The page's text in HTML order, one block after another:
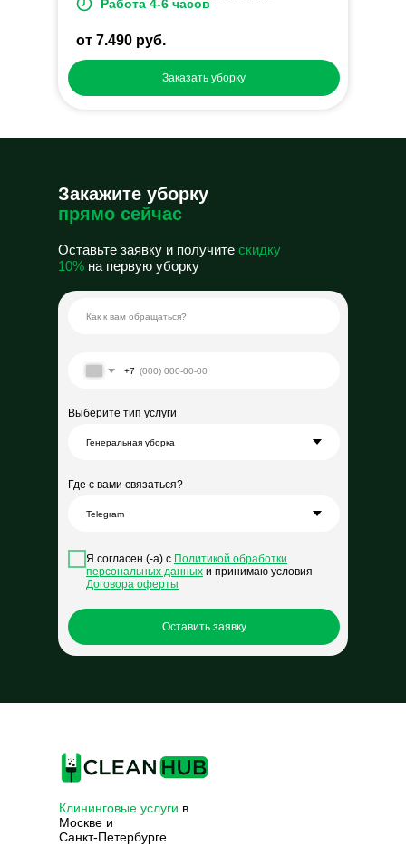
от 7.490 руб.
Работа 4-6 часов
Заказать уборку
Закажите уборку
прямо сейчас
Оставьте заявку и получите скидку
10% на первую уборку
+7
Выберите тип услуги
Где с вами связаться?
Я согласен (-а) с Политикой обработки
персональных данных и принимаю условия
Договора оферты
Оставить заявку
Клининговые услуги в
Москве и
Санкт-Петербурге